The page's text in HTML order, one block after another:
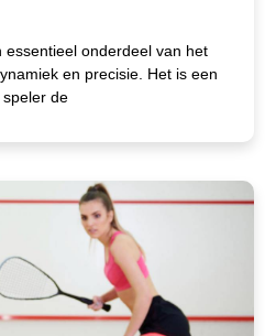
onderdeel van het
en precisie. Het is een
de